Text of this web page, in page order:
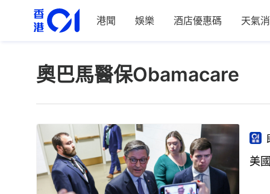
港聞 娛樂 酒店優惠碼 天氣
奧巴馬醫保Obamacare
美